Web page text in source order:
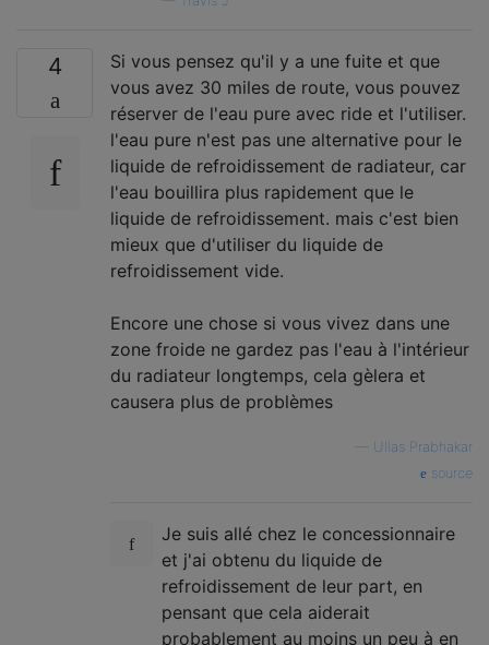
4
Si vous pensez qu'il y a une fuite et que
vous avez 30 miles de route, vous pouvez
réserver de l'eau pure avec ride et l'utiliser.
l'eau pure n'est pas une alternative pour le
liquide de refroidissement de radiateur, car
l'eau bouillira plus rapidement que le
liquide de refroidissement. mais c'est bien
mieux que d'utiliser du liquide de
refroidissement vide.
Encore une chose si vous vivez dans une
zone froide ne gardez pas l'eau à l'intérieur
du radiateur longtemps, cela gèlera et
causera plus de problèmes
Ullas Prabhakar
source
Je suis allé chez le concessionnaire
et j'ai obtenu du liquide de
refroidissement de leur part, en
pensant que cela aiderait
probablement au moins un peu à en